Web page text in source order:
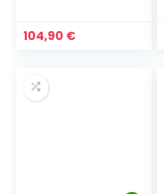
Inversés
104,90 €